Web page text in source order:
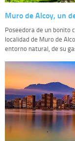
Muro de Alcoy, un
Poseedora de un bonito
localidad de Muro de
entorno natural, de su